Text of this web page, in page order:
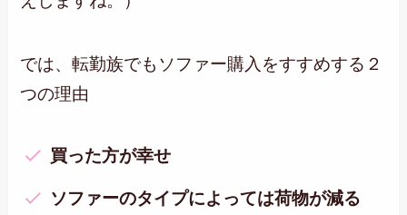
では、転勤族でもソファー購入をすすめする２
つの理由
買った方が幸せ
ソファーのタイプによっては荷物が減る